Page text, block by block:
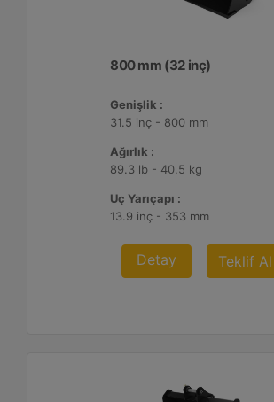
800 mm (32 inç)
Genişlik :
31.5 inç - 800 mm
Ağırlık :
89.3 lb - 40.5 kg
Uç Yarıçapı :
13.9 inç - 353 mm
Detay Teklif Al